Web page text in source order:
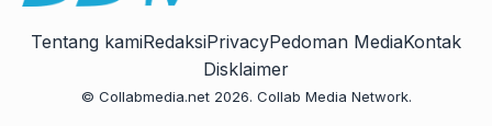
Tentang kamiRedaksiPrivacyPedoman MediaKontak
Disklaimer
© Collabmedia.net 2026. Collab Media Network.